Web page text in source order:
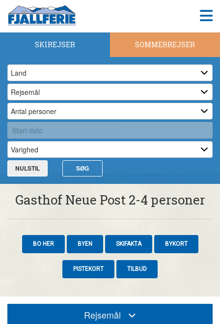
SKIREJSER SOMMERREJSER
NULSTIL SØG
Gasthof Neue Post 2-4 personer
BO HER BYEN SKIFAKTA BYKORT
PISTEKORT TILBUD
Rejsemål